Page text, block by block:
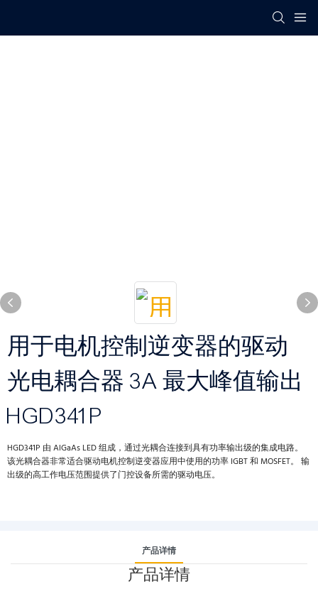
用于电机控制逆变器的驱动
光电耦合器 3A 最大峰值输出
HGD341P
HGD341P 由 AlGaAs LED 组成，通过光耦合连接到具有功率输出级的集成电路。
该光耦合器非常适合驱动电机控制逆变器应用中使用的功率 IGBT 和 MOSFET。 输
出级的高工作电压范围提供了门控设备所需的驱动电压。
产品详情
产品详情